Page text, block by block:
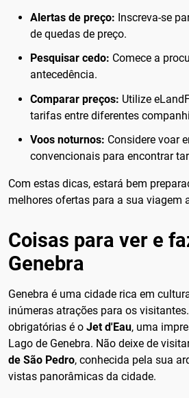
Alertas de preço: Inscreva-se
de quedas de preço.
Pesquisar cedo: Comece a
antecedência.
Comparar preços: Utilize
tarifas entre diferentes
Voos noturnos: Considere voar
convencionais para encontrar
Com estas dicas, estará bem
melhores ofertas para a sua viagem
Coisas para ver e
Genebra
Genebra é uma cidade rica em
inúmeras atrações para os
obrigatórias é o Jet d'Eau, uma
Lago de Genebra. Não deixe de
de São Pedro, conhecida pela sua
vistas panorâmicas da cidade.